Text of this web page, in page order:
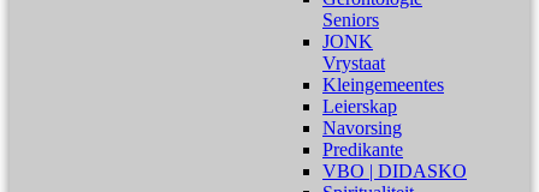
Seniors
JONK
Vrystaat
Kleingemeentes
Leierskap
Navorsing
Predikante
VBO | DIDASKO